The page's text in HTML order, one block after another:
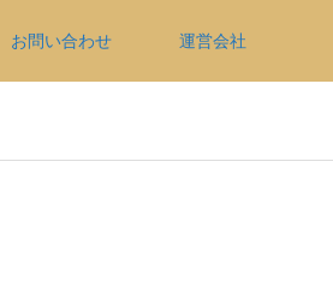
お問い合わせ 運営会社